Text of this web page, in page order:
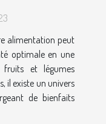
alimentation peut
optimale en une
fruits et légumes
il existe un univers
de bienfaits